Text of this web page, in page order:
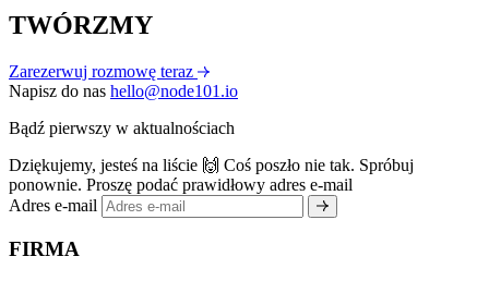
TWÓRZMY
Zarezerwuj rozmowę teraz
Napisz do nas hello@node101.io
Bądź pierwszy w aktualnościach
Dziękujemy, jesteś na liście 🙌 Coś poszło nie tak. Spróbuj
ponownie. Proszę podać prawidłowy adres e-mail
Adres e-mail
FIRMA